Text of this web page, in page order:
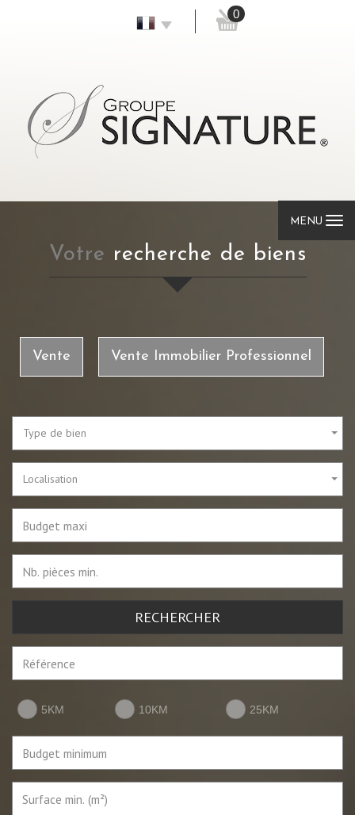
0
MENU
votre recherche de biens
Vente Vente Immobilier Professionnel
Type de bien
Localisation
RECHERCHER
5KM 10KM 25KM